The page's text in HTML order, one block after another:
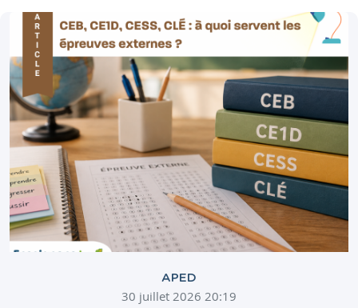
APED
30 juillet 2026 20:19